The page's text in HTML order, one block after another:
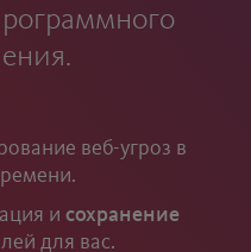
веб-угроз в
исохранение
для вас.